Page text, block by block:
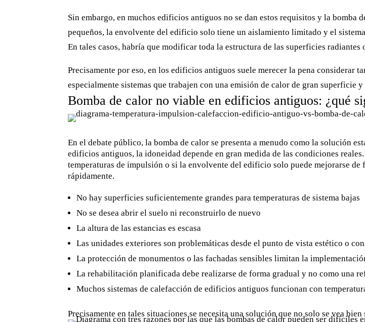
Sin embargo, en muchos edificios antiguos no se dan estos requisitos y la bomba
pequeños, la envolvente del edificio solo tiene un aislamiento limitado y el
En tales casos, habría que modificar toda la estructura de las superficies
Precisamente por eso, en los edificios antiguos suele merecer la pena considerar
especialmente sistemas que trabajen con una emisión de calor de gran
Bomba de calor no viable en edificios antiguos: ¿qué
En el debate público, la bomba de calor se presenta a menudo como la solución
edificios antiguos, la idoneidad depende en gran medida de las condiciones
temperaturas de impulsión o si la envolvente del edificio solo puede mejorarse
rápidamente.
No hay superficies suficientemente grandes para temperaturas de sistema bajas
No se desea abrir el suelo ni reconstruirlo de nuevo
La altura de las estancias es escasa
Las unidades exteriores son problemáticas desde el punto de vista estético o
La protección de monumentos o las fachadas sensibles limitan la
La rehabilitación planificada debe realizarse de forma gradual y no como una
Muchos sistemas de calefacción de edificios antiguos funcionan con
Precisamente en tales situaciones se necesita una solución que no solo se vea